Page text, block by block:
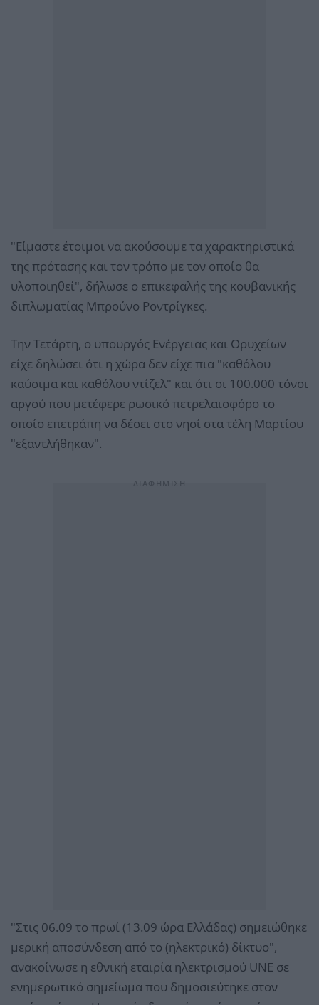
"Είμαστε έτοιμοι να ακούσουμε τα χαρακτηριστικά
της πρότασης και τον τρόπο με τον οποίο θα
υλοποιηθεί", δήλωσε ο επικεφαλής της κουβανικής
διπλωματίας Μπρούνο Ροντρίγκες.
Την Τετάρτη, ο υπουργός Ενέργειας και Ορυχείων
είχε δηλώσει ότι η χώρα δεν είχε πια "καθόλου
καύσιμα και καθόλου ντίζελ" και ότι οι 100.000 τόνοι
αργού που μετέφερε ρωσικό πετρελαιοφόρο το
οποίο επετράπη να δέσει στο νησί στα τέλη Μαρτίου
"εξαντλήθηκαν".
"Στις 06.09 το πρωί (13.09 ώρα Ελλάδας) σημειώθηκε
μερική αποσύνδεση από το (ηλεκτρικό) δίκτυο",
ανακοίνωσε η εθνική εταιρία ηλεκτρισμού UNE σε
ενημερωτικό σημείωμα που δημοσιεύτηκε στον